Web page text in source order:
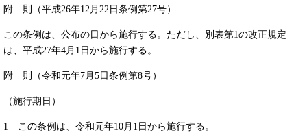
附 則（平成26年12月22日条例第27号）
この条例は、公布の日から施行する。ただし、別表第1の改正規定
は、平成27年4月1日から施行する。
附 則（令和元年7月5日条例第8号）
（施行期日）
1 この条例は、令和元年10月1日から施行する。